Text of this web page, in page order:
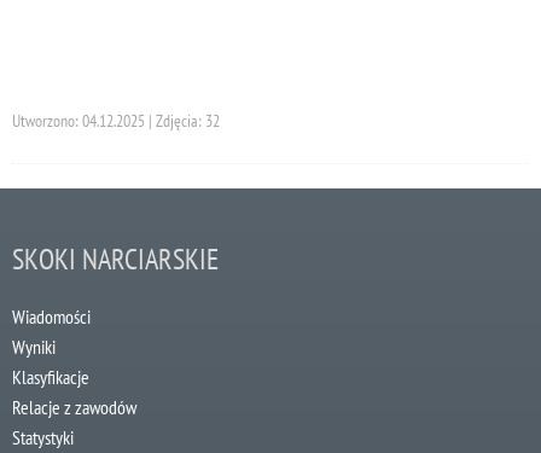
Utworzono: 04.12.2025 | Zdjęcia: 32
SKOKI NARCIARSKIE
Wiadomości
Wyniki
Klasyfikacje
Relacje z zawodów
Statystyki